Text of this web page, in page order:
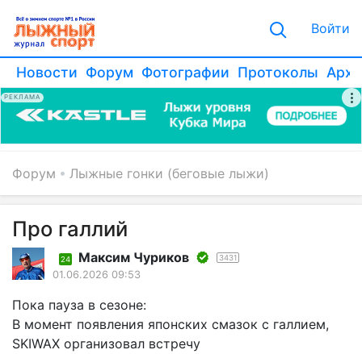
Войти
Новости Форум Фотографии Протоколы
РЕКЛАМА
Форум Лыжные гонки (беговые лыжи)
Про галлий
24 Максим Чуриков 3431
01.06.2026 09:53
Пока пауза в сезоне:
В момент появления японских смазок с галлием,
SKIWAX организовал встречу